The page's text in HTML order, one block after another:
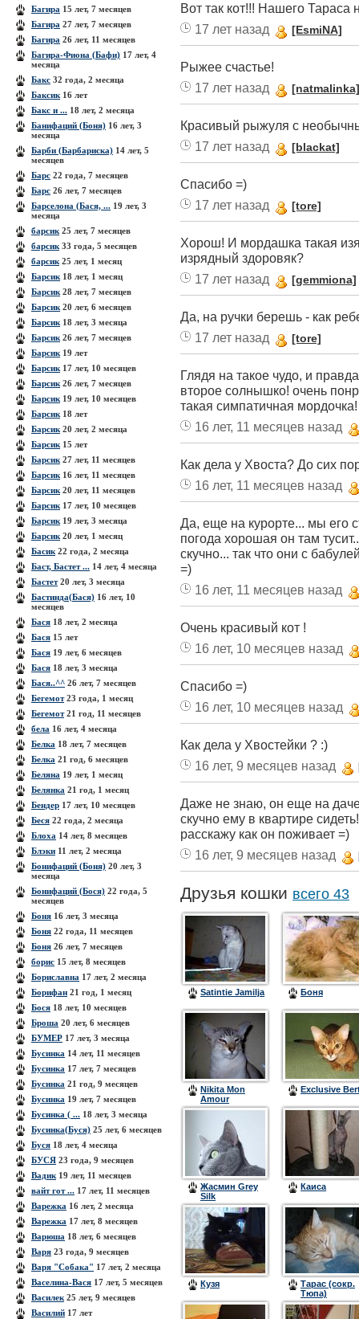
Багира 15 лет, 7 месяцев
Багира 27 лет, 7 месяцев
Багира 26 лет, 11 месяцев
Багира-Фиона (Бафи) 17 лет, 4
месяца
Бакс 32 года, 2 месяца
Баксик 16 лет
Бакс и ... 18 лет, 2 месяца
Банифаций (Боня) 16 лет, 3
месяца
Барби (Барбариска) 14 лет, 5
месяцев
Барс 22 года, 7 месяцев
Барс 26 лет, 7 месяцев
Барселона (Бася, ... 19 лет, 3
месяца
барсик 25 лет, 7 месяцев
барсик 33 года, 5 месяцев
барсик 25 лет, 1 месяц
Барсик 18 лет, 1 месяц
Барсик 28 лет, 7 месяцев
Барсик 20 лет, 6 месяцев
Барсик 18 лет, 3 месяца
Барсик 26 лет, 7 месяцев
Барсик 19 лет
Барсик 17 лет, 10 месяцев
Барсик 26 лет, 7 месяцев
Барсик 19 лет, 10 месяцев
Барсик 18 лет
Барсик 20 лет, 2 месяца
Барсик 15 лет
Барсик 27 лет, 11 месяцев
Барсик 16 лет, 11 месяцев
Барсик 20 лет, 11 месяцев
Барсик 17 лет, 10 месяцев
Барсик 19 лет, 3 месяца
Барсик 20 лет, 1 месяц
Басик 22 года, 2 месяца
Баст, Бастет ... 14 лет, 4 месяца
Бастет20 лет, 3 месяца
Бастинда(Бася) 16 лет, 10
месяцев
Бася 18 лет, 2 месяца
Бася 15 лет
Бася 19 лет, 6 месяцев
Бася 18 лет, 3 месяца
Бася..^^ 26 лет, 7 месяцев
Бегемот23 года, 1 месяц
Бегемот21 год, 11 месяцев
бела 16 лет, 4 месяца
Белка 18 лет, 7 месяцев
Белка 21 год, 6 месяцев
Беляна 19 лет, 1 месяц
Белянка 21 год, 1 месяц
Бендер 17 лет, 10 месяцев
Беся 22 года, 2 месяца
Блоха 14 лет, 8 месяцев
Блэки 11 лет, 2 месяца
Бонифаций (Боня) 20 лет, 3
месяца
Бонифаций (Бося) 22 года, 5
месяцев
Боня 16 лет, 3 месяца
Боня 22 года, 11 месяцев
Боня 26 лет, 7 месяцев
борис 15 лет, 8 месяцев
Бориславна 17 лет, 2 месяца
Борифан 21 год, 1 месяц
Бося 18 лет, 10 месяцев
Броша 20 лет, 6 месяцев
БУМЕР 17 лет, 3 месяца
Бусинка 14 лет, 11 месяцев
Бусинка 17 лет, 7 месяцев
Бусинка 21 год, 9 месяцев
Бусинка 19 лет, 7 месяцев
Бусинка ( ... 18 лет, 3 месяца
Бусинка(Буся) 25 лет, 6 месяцев
Буся 18 лет, 4 месяца
БУСЯ 23 года, 9 месяцев
Вадик 19 лет, 11 месяцев
вайт гот ... 17 лет, 11 месяцев
Варежка 16 лет, 2 месяца
Варежка 17 лет, 8 месяцев
Варюша 18 лет, 6 месяцев
Варя 23 года, 9 месяцев
Варя "Собака" 17 лет, 2 месяца
Васелина-Вася 17 лет, 5 месяцев
Василек 25 лет, 9 месяцев
Василий 17 лет
Вот так кот!!! Нашего Тараса
17 лет назад
[EsmiNA]
Рыжее счастье!
17 лет назад
[natmalinka]
Красивый рыжуля с
17 лет назад
[blackat]
Спасибо =)
17 лет назад
[tore]
Хорош! И мордашка такая
изрядный здоровяк?
17 лет назад
[gemmiona]
Да, на ручки берешь - как
17 лет назад
[tore]
Глядя на такое чудо, и
второе солнышко! очень
такая симпатичная мордочка!
16 лет, 11 месяцев назад
Как дела у Хвоста? До сих
16 лет, 11 месяцев назад
Да, еще на курорте... мы его
погода хорошая он там
скучно... так что они с
=)
16 лет, 11 месяцев назад
Очень красивый кот !
16 лет, 10 месяцев назад
Спасибо =)
16 лет, 10 месяцев назад
Как дела у Хвостейки ? :)
16 лет, 9 месяцев назад
Даже не знаю, он еще на
скучно ему в квартире
расскажу как он поживает =)
16 лет, 9 месяцев назад
Друзья кошки всего 43
Satintie Jamilja Боня
Nikita Mon
Amour
Exclusive
Жасмин Grey
Silk
Каиса
Кузя
Тарас (сокр.
Тюпа)